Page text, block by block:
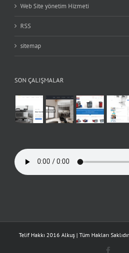
Web Site yönetim Hizmeti
RSS
sitemap
SON ÇALIŞMALAR
Telif Hakkı 2016 Alkuş | Tüm Hakları